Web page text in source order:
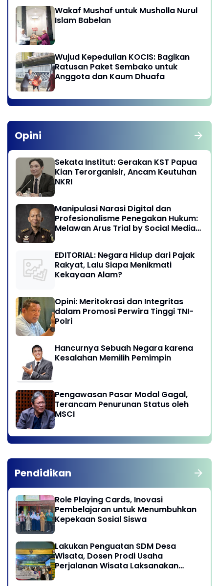
Wakaf Mushaf untuk Musholla Nurul
Islam Babelan
Wujud Kepedulian KOCIS: Bagikan
Ratusan Paket Sembako untuk
Anggota dan Kaum Dhuafa
Opini
Sekata Institut: Gerakan KST Papua
Kian Terorganisir, Ancam Keutuhan
NKRI
Manipulasi Narasi Digital dan
Profesionalisme Penegakan Hukum:
Melawan Arus Trial by Social Media
EDITORIAL: Negara Hidup dari Pajak
Rakyat, Lalu Siapa Menikmati
Kekayaan Alam?
Opini: Meritokrasi dan Integritas
dalam Promosi Perwira Tinggi TNI-
Polri
Hancurnya Sebuah Negara karena
Kesalahan Memilih Pemimpin
Pengawasan Pasar Modal Gagal,
Terancam Penurunan Status oleh
MSCI
Pendidikan
Role Playing Cards, Inovasi
Pembelajaran untuk Menumbuhkan
Kepekaan Sosial Siswa
Lakukan Penguatan SDM Desa
Wisata, Dosen Prodi Usaha
Perjalanan Wisata Laksanakan